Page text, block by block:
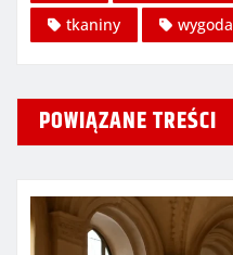
tkaniny
wygoda
POWIĄZANE TREŚCI